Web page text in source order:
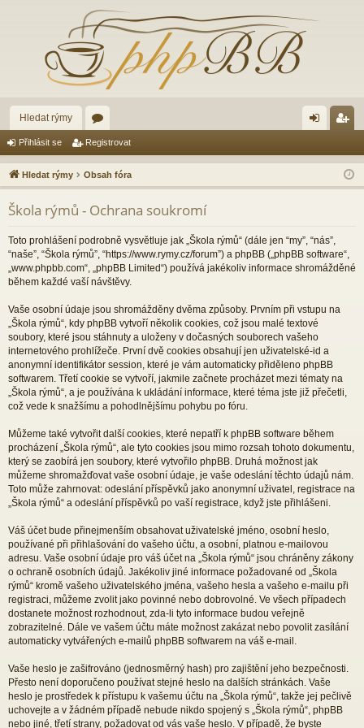
Hledat rýmy
ór
a lá
sit
ist
ro
Přihlásit se Registrovat
Hledat rýmy Obsah fóra
Škola rýmů - Ochrana soukromí
Toto prohlášení podrobně vysvětluje jak „Škola rýmů“ (dále jen “my”, “nás”,
“naše”, “Škola rýmů”, “https://www.rymy.cz/forum”) a phpBB („phpBB software“,
„www.phpbb.com“, „phpBB Limited“) používá jakékoliv informace shromážděné
během každé vaší návštěvy.
Vaše osobní údaje jsou shromážděny dvěma způsoby. Prvním při vstupu na
„Škola rýmů“, kdy phpBB vytvoří několik cookies, což jsou malé textové
soubory, které jsou stáhnuty a uloženy v dočasných souborech vašeho
internetového prohlížeče. První dvě cookies obsahují jen uživatelské-id a
anonymní identifikátor session, které je vám automaticky přiděleno phpBB
softwarem. Třetí cookie se vytvoří, jakmile začnete procházet mezi tématy na
„Škola rýmů“, a je používána k ukládání informace, které téma jste již přečetli,
což vede k snažšímu a pohodlnějšímu pohybu po fóru.
Můžeme také vytvořit další cookies, které nepatří k phpBB software během
procházení „Škola rýmů“, ale tyto cookies jsou mimo rozsah tohoto dokumentu,
který se zaobírá jen soubory, které vytvořilo phpBB. Druhá možnost jak
můžeme shromažďovat vaše osobní údaje, je vaše odeslání těchto údajů nám.
Toto může zahrnovat: odeslání příspěvků jako anonymní uživatel, registrace na
„Škola rýmů“ a odeslání příspěvků po vaší registrace, když jste přihlášeni.
Váš účet bude přinejmenším obsahovat uživatelské jméno, osobní heslo,
používané při přihlašování do vašeho účtu, a osobní, platnou e-mailovou
adresu. Vaše osobní údaje pro váš účet na „Škola rýmů“ jsou chráněny zákony
o ochraně osobních údajů. Jakékoliv jiné informace požadované od „Škola
rýmů“ kromě vašeho uživatelského jména, vašeho hesla a vašeho e-mailu při
registraci, můžeme zvolit jako povinné nebo dobrovolné. Ve všech případech
dostanete možnost rozhodnout, zda-li tyto informace budou veřejně
zobrazitelné. Dále ve vašem účtu máte možnost zakázat nebo povolit zasílání
automaticky vytvářených e-mailů phpBB softwarem na váš e-mail.
Vaše heslo je zašifrováno (jednosměrný hash) pro zajištění jeho bezpečnosti.
Přesto není doporučeno používat stejné heslo na dalších stránkách. Vaše
heslo je prostředek k přístupu k vašemu účtu na „Škola rýmů“, takže jej pečlivě
uchovejte a v žádném případě nebude nikdo spojený s „Škola rýmů“, phpBB
nebo jiné, třetí strany, požadovat od vás vaše heslo. V případě, že byste